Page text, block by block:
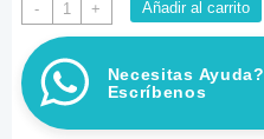
-
PALITOS
DE
TERNERA
CALABAZA
50G
cantidad
+ Añadir al carrito
Necesitas Ayuda?
Escríbenos